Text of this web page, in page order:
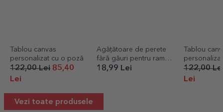
Tablou canvas
personalizat cu o poză
122,00 Lei 85,40
Lei
Agățătoare de perete
fără găuri pentru rame,
tablouri, canvas
18,99 Lei
Tablou
122,00
Lei
Vezi toate produsele